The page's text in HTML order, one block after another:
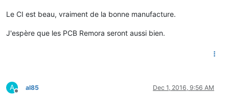
Le CI est beau, vraiment de la bonne manufacture.
J'espère que les PCB Remora seront aussi bien.
A al85 Dec 1, 2016, 9:56 AM